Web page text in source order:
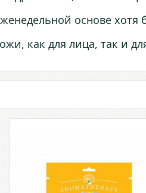
основе хотя
как для лица, так и